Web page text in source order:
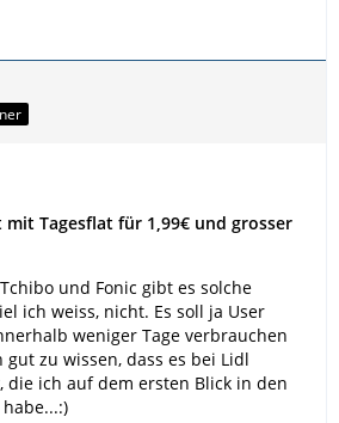
mit Tagesflat für 1,99€ und grosser
und Fonic gibt es solche
ich weiss, nicht. Es soll ja User
weniger Tage verbrauchen
zu wissen, dass es bei Lidl
die ich auf dem ersten Blick in den